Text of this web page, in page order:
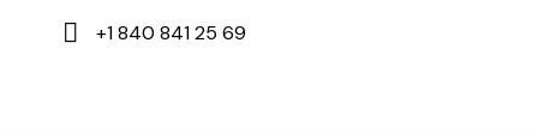
+1 840 841 25 69